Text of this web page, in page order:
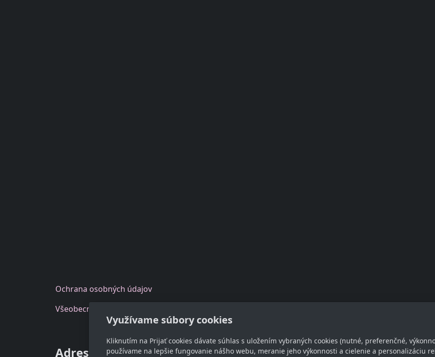
Ochrana osobných údajov
Všeobecné
Adresa Kontakt Sledujte nás
Využívame súbory cookies
Kliknutím na Prijať cookies dávate súhlas s uložením vybraných cookies (nutné, preferenčné,
používame na lepšie fungovanie nášho webu, meranie jeho výkonnosti a cielenie a personalizáciu